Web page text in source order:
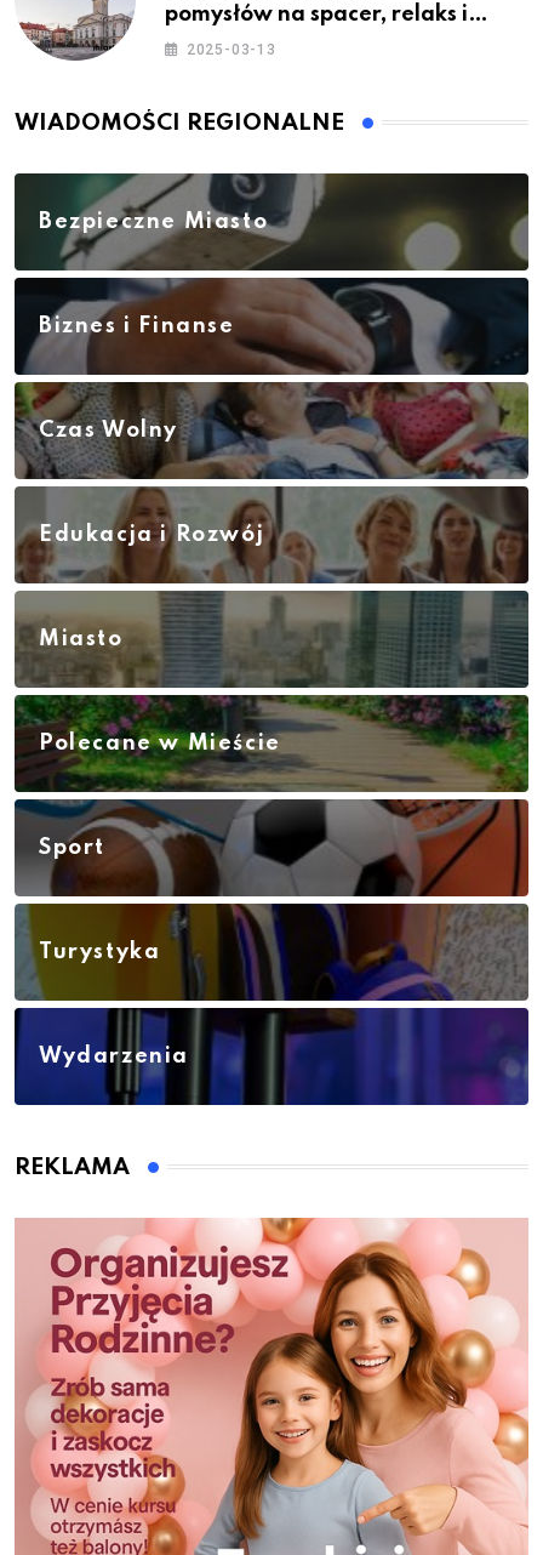
pomysłów na spacer, relaks i
rodzinne atrakcje
2025-03-13
WIADOMOŚCI REGIONALNE
Bezpieczne Miasto
Biznes i Finanse
Czas Wolny
Edukacja i Rozwój
Miasto
Polecane w Mieście
Sport
Turystyka
Wydarzenia
REKLAMA